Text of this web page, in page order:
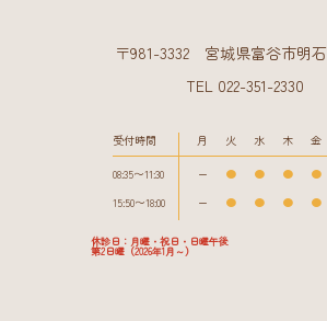
〒981-3332 宮城県富谷市明石
TEL 022-351-2330
受付時間 月 火 水 木 金
08:35〜11:30 ー ● ● ● ●
15:50〜18:00
ー ● ● ● ●
休診日：月曜・祝日・日曜午後
第2日曜（2026年1月～）